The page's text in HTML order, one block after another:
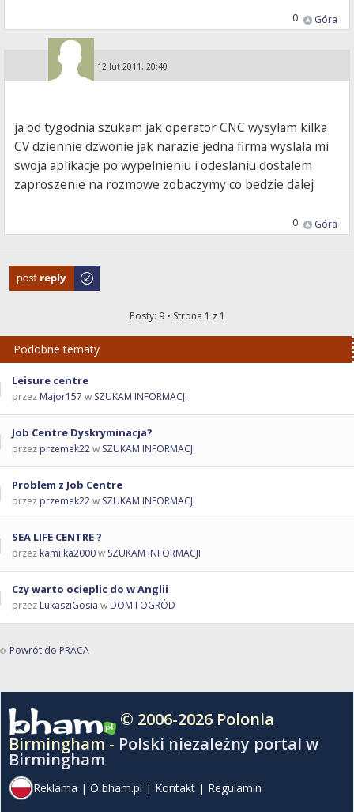
Góra
0
Guest 12 lut 2011, 20:40
ja od tygodnia szukam jak operator CNC wysylam kilka
CV dziennie dzwonie jak narazie jedna firma wyslala mi
swoja aplikacje po wypelnieniu i odeslaniu dostalem
zaproszenie na rozmowe zobaczymy co bedzie dalej
Góra
0
Odpowiedz
Posty: 9 • Strona 1 z 1
Podobne tematy
Leisure centre
przez Major157 w SZUKAM INFORMACJI
Job Centre Dyskryminacja?
przez przemek22w SZUKAM INFORMACJI
Problem z Job Centre
przez przemek22w SZUKAM INFORMACJI
SEA LIFE CENTRE ?
przez kamilka2000w SZUKAM INFORMACJI
Czy warto ocieplic do w Anglii
przez LukasziGosia w DOM I OGRÓD
Powrót do PRACA
© 2006-2026 Polonia
Birmingham - Polski niezależny portal w
Birmingham
Reklama | O bham.pl | Kontakt | Regulamin